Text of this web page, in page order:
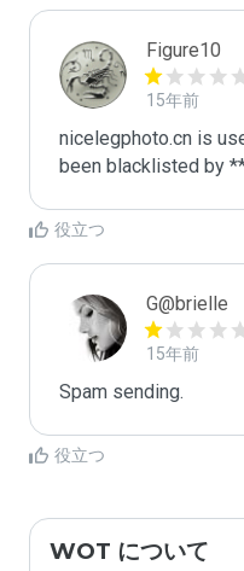
Figure10
15年前
nicelegphoto.cn is
been blacklisted by
役立つ
G@brielle
15年前
Spam sending.
役立つ
WOT について